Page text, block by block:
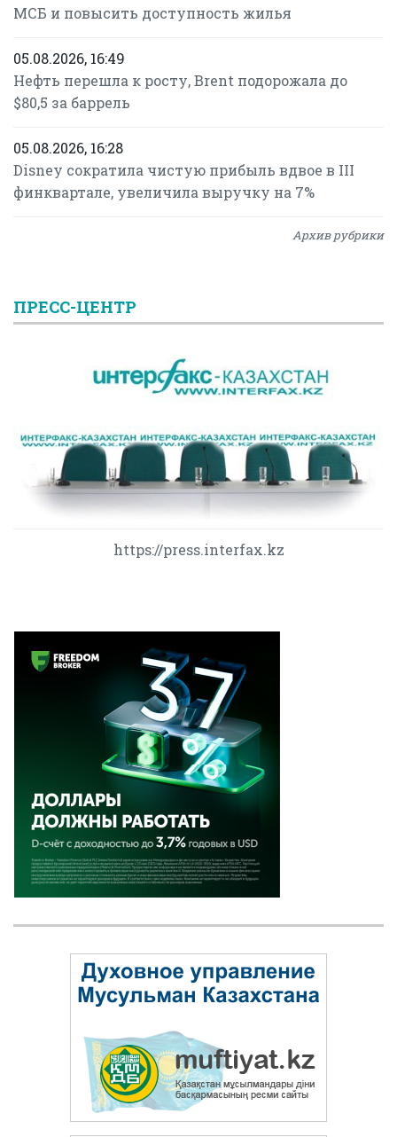
МСБ и повысить доступность жилья
05.08.2026, 16:49
Нефть перешла к росту, Brent подорожала до
$80,5 за баррель
05.08.2026, 16:28
Disney сократила чистую прибыль вдвое в III
финквартале, увеличила выручку на 7%
Архив рубрики
ПРЕСС-ЦЕНТР
https://press.interfax.kz